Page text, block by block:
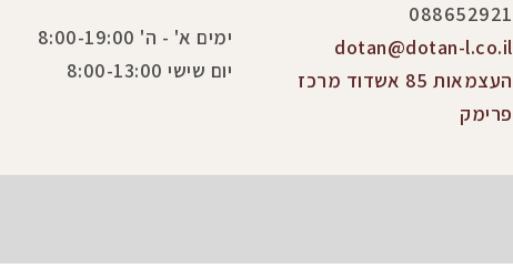
088652921
dotan@dotan-l.co.il
העצמאות 85 אשדוד מרכז
פרימק
ימים א' - ה' 8:00-19:00
יום שישי 8:00-13:00